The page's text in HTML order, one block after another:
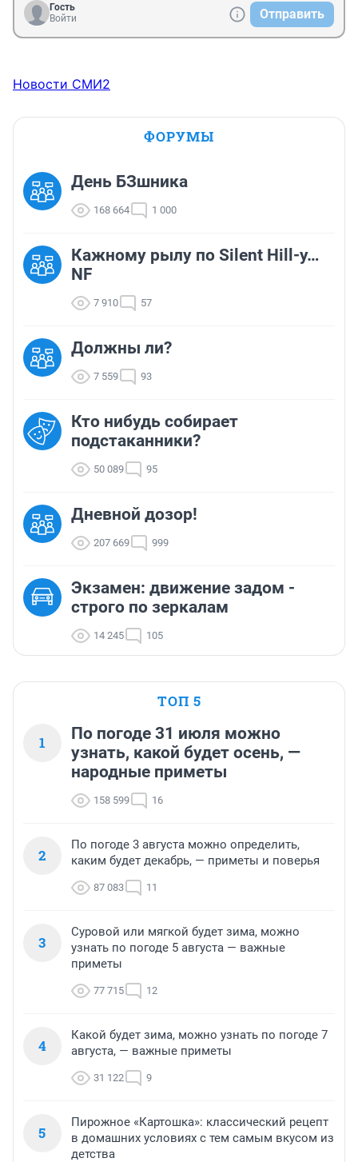
Гость
Войти
Отправить
Новости СМИ2
ФОРУМЫ
День БЗшника
168 664 1 000
Кажному рылу по Silent Hill-у…
NF
7 910 57
Должны ли?
7 559 93
Кто нибудь собирает
подстаканники?
50 089 95
Дневной дозор!
207 669 999
Экзамен: движение задом -
строго по зеркалам
14 245 105
ТОП 5
1
По погоде 31 июля можно
узнать, какой будет осень, —
народные приметы
158 599 16
2
По погоде 3 августа можно определить,
каким будет декабрь, — приметы и поверья
87 083 11
3
Суровой или мягкой будет зима, можно
узнать по погоде 5 августа — важные
приметы
77 715 12
4
Какой будет зима, можно узнать по погоде 7
августа, — важные приметы
31 122 9
5
Пирожное «Картошка»: классический рецепт
в домашних условиях с тем самым вкусом из
детства